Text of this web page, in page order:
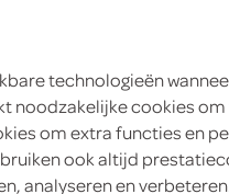
verwerkt in de
technologieën
noodzakelijke cookies
om extra functies en
ook altijd
analyseren en